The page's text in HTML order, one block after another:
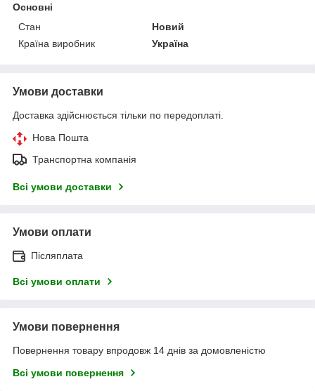
Основні
Стан
Новий
Країна виробник
Україна
Умови доставки
Доставка здійснюється тільки по передоплаті.
Нова Пошта
Транспортна компанія
Всі умови доставки
Умови оплати
Післяплата
Всі умови оплати
Умови повернення
Повернення товару впродовж 14 днів за домовленістю
Всі умови повернення